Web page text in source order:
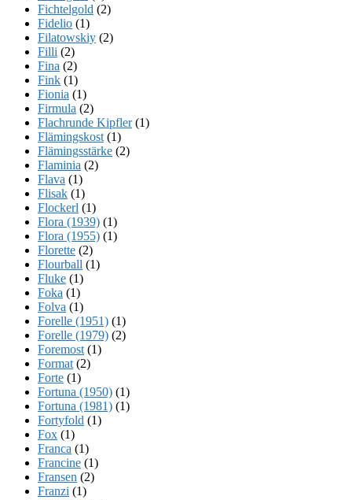
Fichtelgold (2)
Fidelio (1)
Filatowskiy (2)
Filli (2)
Fina (2)
Fink (1)
Fionia (1)
Firmula (2)
Flachrunde Kipfler(1)
Flämingskost (1)
Flämingsstärke (2)
Flaminia (2)
Flava (1)
Flisak (1)
Flockerl (1)
Flora (1939) (1)
Flora (1955) (1)
Florette (2)
Flourball (1)
Fluke (1)
Foka (1)
Folva (1)
Forelle (1951) (1)
Forelle (1979) (2)
Foremost (1)
Format (2)
Forte (1)
Fortuna (1950) (1)
Fortuna (1981) (1)
Fortyfold (1)
Fox (1)
Franca (1)
Francine (1)
Fransen (2)
Franzi (1)